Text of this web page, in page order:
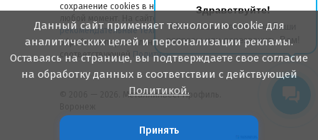
Здравствуйте!
Мы готовы ответить на Ваши
вопросы или перезвонить Вам!
сохранение cookies в настройках браузера в
любой момент. На сайте также применяются
рекомендательные технологии. Подробнее об
обработке персональных данных — в
соответствующей
Политике.
© 2006 — 2026. Металлинвест Профиль.
Данный сайт применяет технологию cookie для
аналитических целей и персонализации рекламы.
Оставаясь на странице, вы подтверждаете свое согласие
на обработку данных в соответствии с действующей
Политикой.
Принять